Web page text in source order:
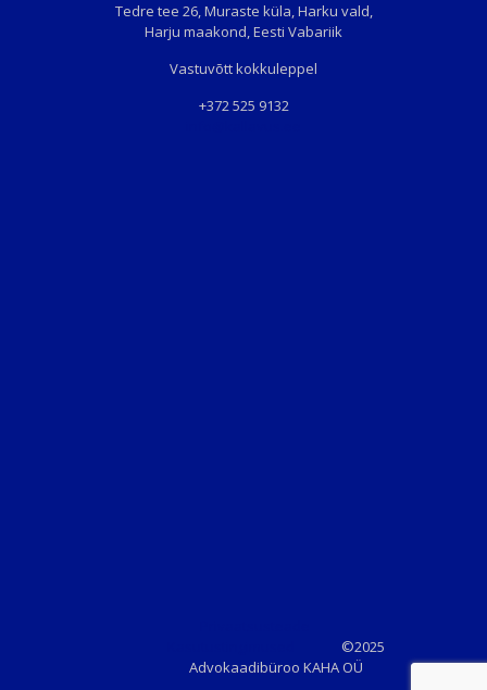
Tedre tee 26, Muraste küla, Harku vald,
Harju maakond, Eesti Vabariik
Vastuvõtt kokkuleppel
+372 525 9132
©2025
Advokaadibüroo KAHA OÜ